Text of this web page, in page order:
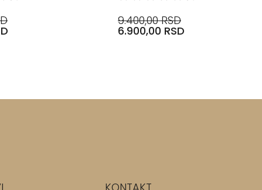
9.400,00 RSD
6.900,00 RSD